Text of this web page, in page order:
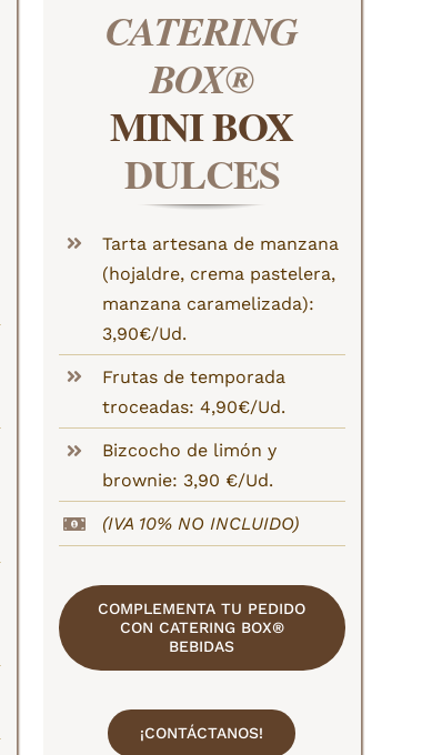
CATERING
BOX®
MINI BOX
DULCES
Tarta artesana de manzana
(hojaldre, crema pastelera,
manzana caramelizada):
3,90€/Ud.
Frutas de temporada
troceadas: 4,90€/Ud.
Bizcocho de limón y
brownie: 3,90 €/Ud.
(IVA 10% NO INCLUIDO)
COMPLEMENTA TU PEDIDO
CON CATERING BOX®
BEBIDAS
¡CONTÁCTANOS!